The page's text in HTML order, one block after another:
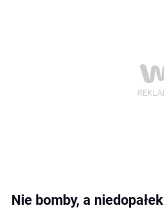
Nie bomby, a niedopałek